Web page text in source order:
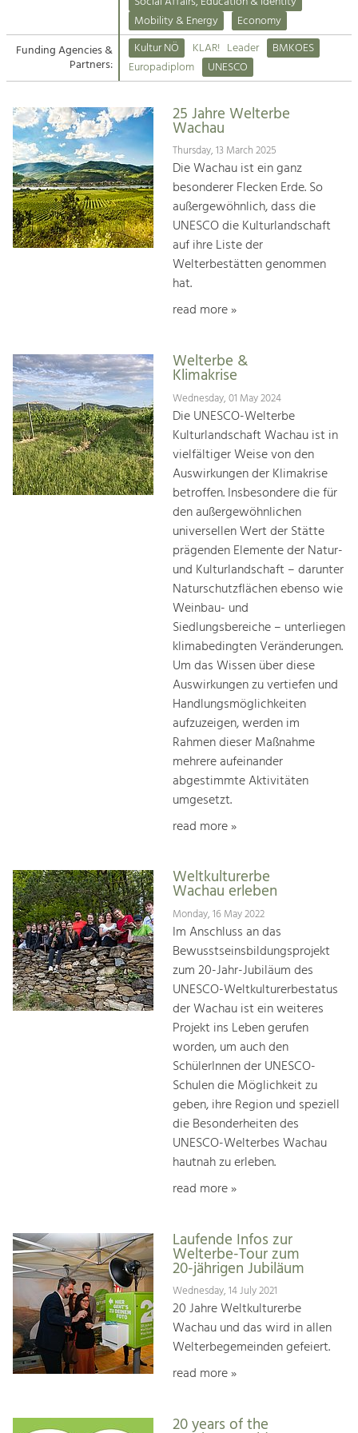
Suche
Impressum
Kontakt
Tourism
Offer Development and Positioning
Art & Culture
Crafts, Science and Research.
Social Affairs, Education
& Identity
Equality, Youth and Integration.
Climate Change, Public Transport and
Increase in Regional Value Added.
Mobility & Energy
Economy
Funding Agencies &
Partners:
Kultur NÖ KLAR! Leader
BMKOES
Europadiplom
UNESCO
25 Jahre Welterbe
Wachau
Thursday, 13 March 2025
Die Wachau ist ein ganz
besonderer Flecken Erde. So
außergewöhnlich, dass die
UNESCO die Kulturlandschaft
auf ihre Liste der
Welterbestätten genommen
hat.
read more »
Welterbe &
Klimakrise
Wednesday, 01 May 2024
Die UNESCO-Welterbe
Kulturlandschaft Wachau ist in
vielfältiger Weise von den
Auswirkungen der Klimakrise
betroffen. Insbesondere die für
den außergewöhnlichen
universellen Wert der Stätte
prägenden Elemente der Natur-
und Kulturlandschaft – darunter
Naturschutzflächen ebenso wie
Weinbau- und
Siedlungsbereiche – unterliegen
klimabedingten Veränderungen.
Um das Wissen über diese
Auswirkungen zu vertiefen und
Handlungsmöglichkeiten
aufzuzeigen, werden im
Rahmen dieser Maßnahme
mehrere aufeinander
abgestimmte Aktivitäten
umgesetzt.
read more »
Weltkulturerbe
Wachau erleben
Monday, 16 May 2022
Im Anschluss an das
Bewusstseinsbildungsprojekt
zum 20-Jahr-Jubiläum des
UNESCO-Weltkulturerbestatus
der Wachau ist ein weiteres
Projekt ins Leben gerufen
worden, um auch den
SchülerInnen der UNESCO-
Schulen die Möglichkeit zu
geben, ihre Region und speziell
die Besonderheiten des
UNESCO-Welterbes Wachau
hautnah zu erleben.
read more »
Laufende Infos zur
Welterbe-Tour zum
20-jährigen Jubiläum
Wednesday, 14 July 2021
20 Jahre Weltkulturerbe
Wachau und das wird in allen
Welterbegemeinden gefeiert.
read more »
20 years of the